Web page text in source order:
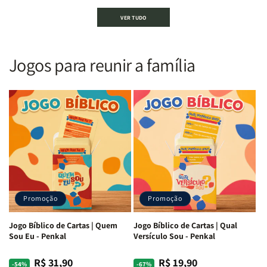
Almeida
Letra
Média
Full
Color
Brochura
Rei
Leão
Bíblia
Almeida
Letra
Média
&amp;
Full
Color
|
Brochura
|
Rei
Leão
Bíblia
PPM
|
|
Full
Color
Capa
Dura
Harpa
|
-
Cruz
Laranja
|
Full
Color
|
Capa
Dura
Harpa
|
-
Cruz
Laranja
VER TUDO
Jogos para reunir a família
Promoção
Jogo Bíblico de Cartas | Quem
Sou Eu - Penkal
-54% R$ 31,90
Promoção
Jogo Bíblico de Cartas | Qual
Versículo Sou - Penkal
-67% R$ 19,90